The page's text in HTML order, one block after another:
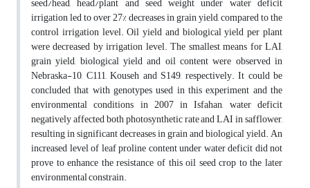
irrigation led to over 27% decreases in grain yield, compared to the
control irrigation level. Oil yield and biological yield per plant
were decreased by irrigation level. The smallest means for LAI,
grain yield, biological yield and oil content were observed in
Nebraska-10, C111, Kouseh and S149, respectively. It could be
concluded that with genotypes used in this experiment and the
environmental conditions in 2007 in Isfahan, water deficit
negatively affected both photosynthetic rate and LAI in safflower,
resulting in significant decreases in grain and biological yield. An
increased level of leaf proline content under water deficit did not
prove to enhance the resistance of this oil seed crop to the later
environmental constrain.